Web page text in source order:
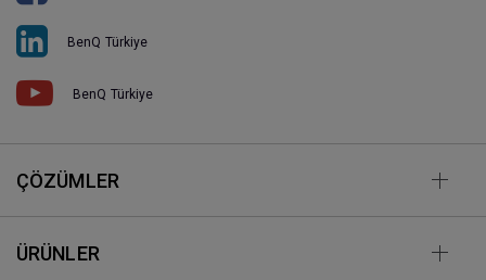
BenQ Türkiye
BenQ Türkiye
ÇÖZÜMLER
ÜRÜNLER